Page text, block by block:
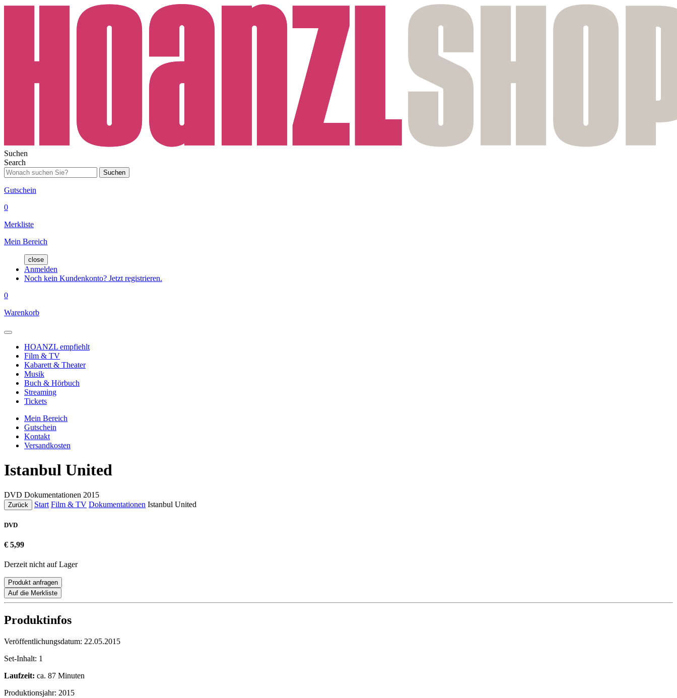
Suchen
Search
Suchen
Gutschein
0
Merkliste
Mein Bereich
close
Anmelden
Noch kein Kundenkonto? Jetzt registrieren.
0
Warenkorb
HOANZL empfiehlt
Film & TV
Kabarett & Theater
Musik
Buch & Hörbuch
Streaming
Tickets
Mein Bereich
Gutschein
Kontakt
Versandkosten
Istanbul United
DVD Dokumentationen 2015
Zurück Start Film & TV Dokumentationen Istanbul United
DVD
€ 5,99
Derzeit nicht auf Lager
Produkt anfragen
Auf die Merkliste
Produktinfos
Veröffentlichungsdatum: 22.05.2015
Set-Inhalt: 1
Laufzeit: ca. 87 Minuten
Produktionsjahr: 2015